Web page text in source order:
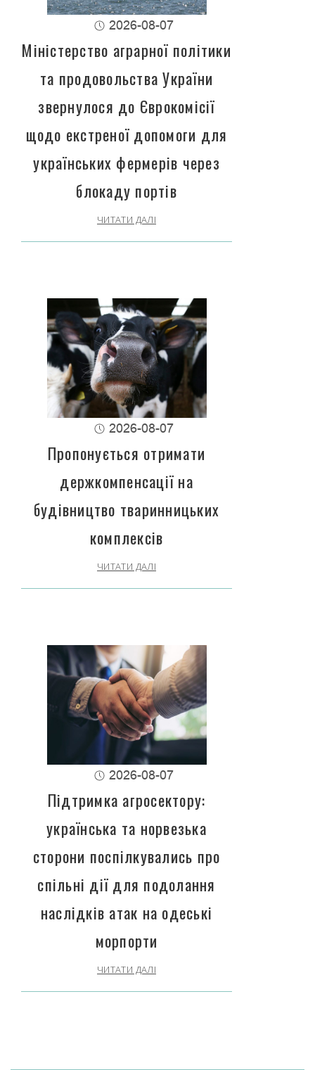
2026-08-07
Міністерство аграрної політики
та продовольства України
звернулося до Єврокомісії
щодо екстреної допомоги для
українських фермерів через
блокаду портів
ЧИТАТИ ДАЛІ
2026-08-07
Пропонується отримати
держкомпенсації на
будівництво тваринницьких
комплексів
ЧИТАТИ ДАЛІ
2026-08-07
Підтримка агросектору:
українська та норвезька
сторони поспілкувались про
спільні дії для подолання
наслідків атак на одеські
морпорти
ЧИТАТИ ДАЛІ